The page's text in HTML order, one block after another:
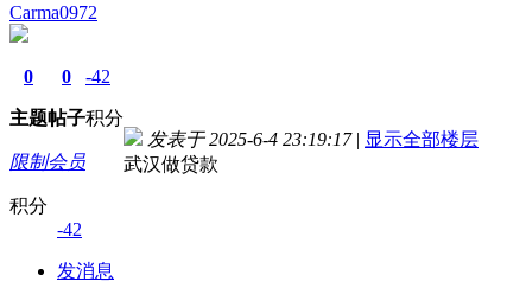
Carma0972
0
主题
0
帖子
-42
积分
限制会员
积分
-42
发消息
发表于 2025-6-4 23:19:17 | 显示全部楼层
武汉做贷款